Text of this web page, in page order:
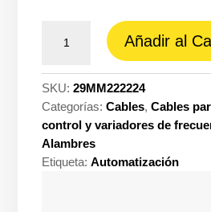
modbus
2X(2X22
con
24D)
con
24D
Añadir al
SKU:29MM222224
Categorías:Cables,Cables
control y variadores de
Alambres
Etiqueta:Automatización